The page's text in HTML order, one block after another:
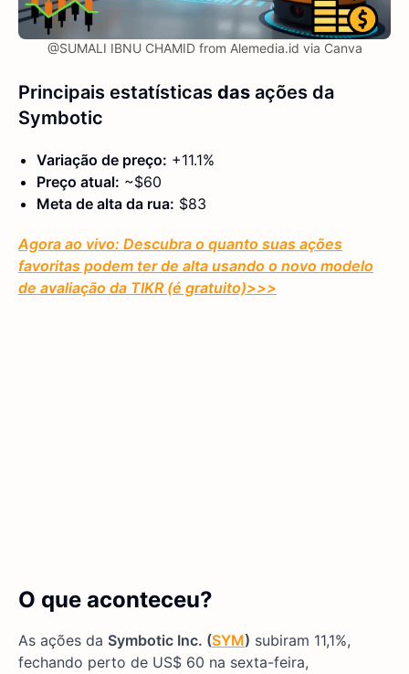
@SUMALI IBNU CHAMID from Alemedia.id via Canva
Principais estatísticas das ações da
Symbotic
Variação de preço: +11.1%
Preço atual: ~$60
Meta de alta da rua: $83
Agora ao vivo: Descubra o quanto suas ações
favoritas podem ter de alta usando o novo modelo
de avaliação da TIKR (é gratuito)>>>
O que aconteceu?
As ações da Symbotic Inc. (SYM) subiram 11,1%,
fechando perto de US$ 60 na sexta-feira,